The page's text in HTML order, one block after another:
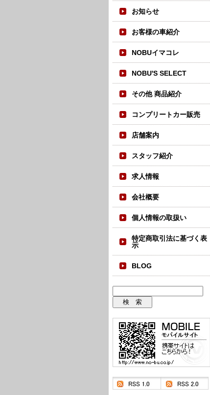
お知らせ
お客様の車紹介
NOBUイマコレ
NOBU'S SELECT
その他 商品紹介
コンプリートカー販売
店舗案内
スタッフ紹介
求人情報
会社概要
個人情報の取扱い
特定商取引法に基づく表
示
BLOG